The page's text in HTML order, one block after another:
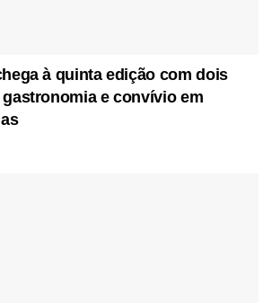
à quinta edição com dois
e convívio em